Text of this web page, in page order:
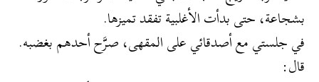
بشجاعة، حتى بدأت الأغلبية تفقد تميزها.
في جلستي مع أصدقائي على المقهى، صرَّح أحدهم بغضبه.
قال: